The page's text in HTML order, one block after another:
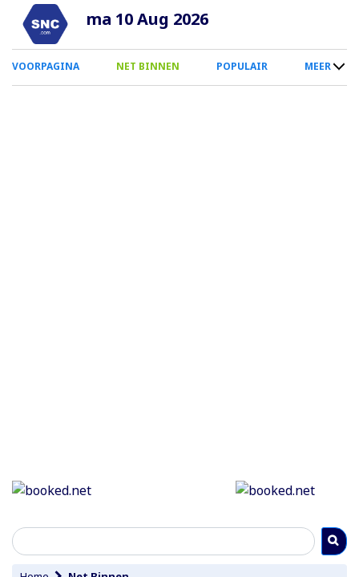
Overslaan
naar
inhoud
ma 10 Aug 2026
0
Smartphone
VOORPAGINA NET BINNEN POPULAIR MEER